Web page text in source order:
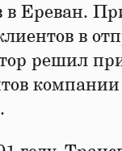
в Ереван.
в
решил